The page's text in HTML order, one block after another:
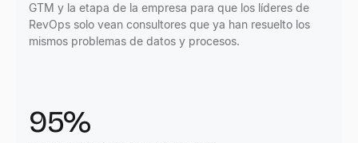
GTM y la etapa de la empresa para que los líderes de
RevOps solo vean consultores que ya han resuelto los
mismos problemas de datos y procesos.
95%